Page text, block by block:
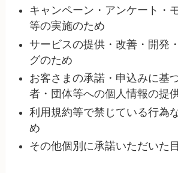
キャンペーン・アンケート・
等の実施のため
サービスの提供・改善・開発
グのため
お客さまの承諾・申込みに基
者・団体等への個人情報の提
利用規約等で禁じている行為
め
その他個別に承諾いただいた